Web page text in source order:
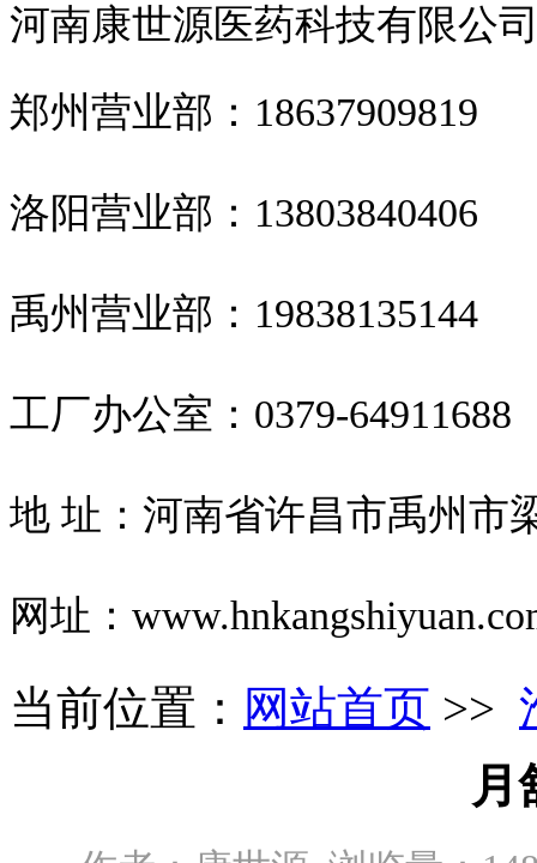
河南康世源医药科技有限公
郑州营业部：18637909819
洛阳营业部：13803840406
禹州营业部：19838135144
工厂办公室：0379-64911688
地 址：河南省许昌市禹州市
网址：
当前位置： 网站首页 >>
月